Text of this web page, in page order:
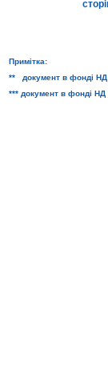
Примітка:
** документ в фонді НД
*** документ в фонді НД